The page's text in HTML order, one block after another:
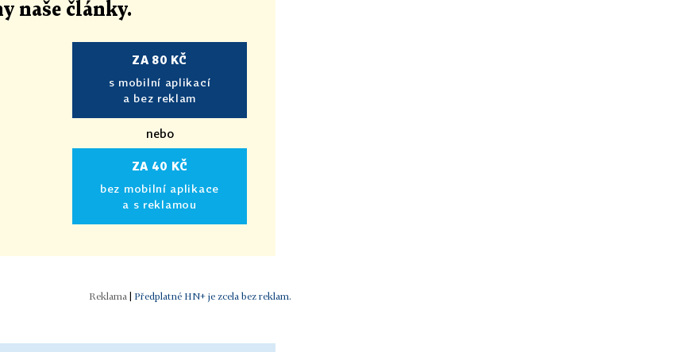
naše články.
ZA 80 KČ
s mobilní aplikací
a bez reklam
nebo
ZA 40 KČ
bez mobilní aplikace
a s reklamou
| Předplatné HN+ je zcela bez reklam.